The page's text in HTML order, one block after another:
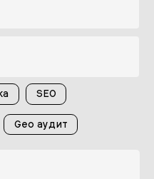
SEO
Geo аудит